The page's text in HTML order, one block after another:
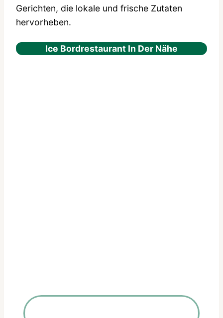
Gerichten, die lokale und frische Zutaten
hervorheben.
Ice Bordrestaurant In Der Nähe